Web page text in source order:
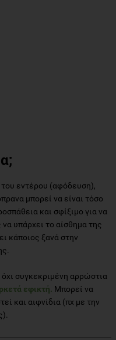
εντέρου (αφόδευση),
μπορεί να είναι τόσο
και σφίξιμο για να
υπάρχει το αίσθημα της
κάποιος ξανά στην
συγκεκριμένη αρρώστια
εφικτή. Μπορεί να
και αιφνίδια (πχ με την